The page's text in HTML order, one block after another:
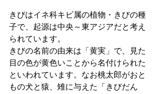
きびはイネ科キビ属の植物・きびの種
子で、起源は中央～東アジアだと考え
られています。
きびの名前の由来は「黄実」で、見た
目の色が黄色いことから名付けられた
といわれています。なお桃太郎がおと
もの犬と猿、雉に与えた「きびだん